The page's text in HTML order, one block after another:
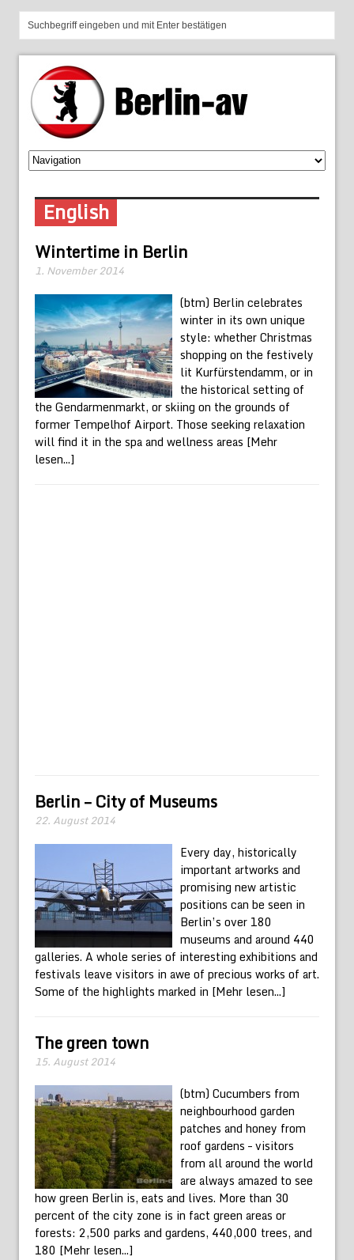
English
Wintertime in Berlin
1. November 2014
(btm) Berlin celebrates
winter in its own unique
style: whether Christmas
shopping on the festively
lit Kurfürstendamm, or in
the historical setting of
the Gendarmenmarkt, or skiing on the grounds of
former Tempelhof Airport. Those seeking relaxation
will find it in the spa and wellness areas [Mehr
lesen...]
Berlin – City of Museums
22. August 2014
Every day, historically
important artworks and
promising new artistic
positions can be seen in
Berlin’s over 180
museums and around 440
galleries. A whole series of interesting exhibitions and
festivals leave visitors in awe of precious works of art.
Some of the highlights marked in [Mehr lesen...]
The green town
15. August 2014
(btm) Cucumbers from
neighbourhood garden
patches and honey from
roof gardens – visitors
from all around the world
are always amazed to see
how green Berlin is, eats and lives. More than 30
percent of the city zone is in fact green areas or
forests: 2,500 parks and gardens, 440,000 trees, and
180 [Mehr lesen...]